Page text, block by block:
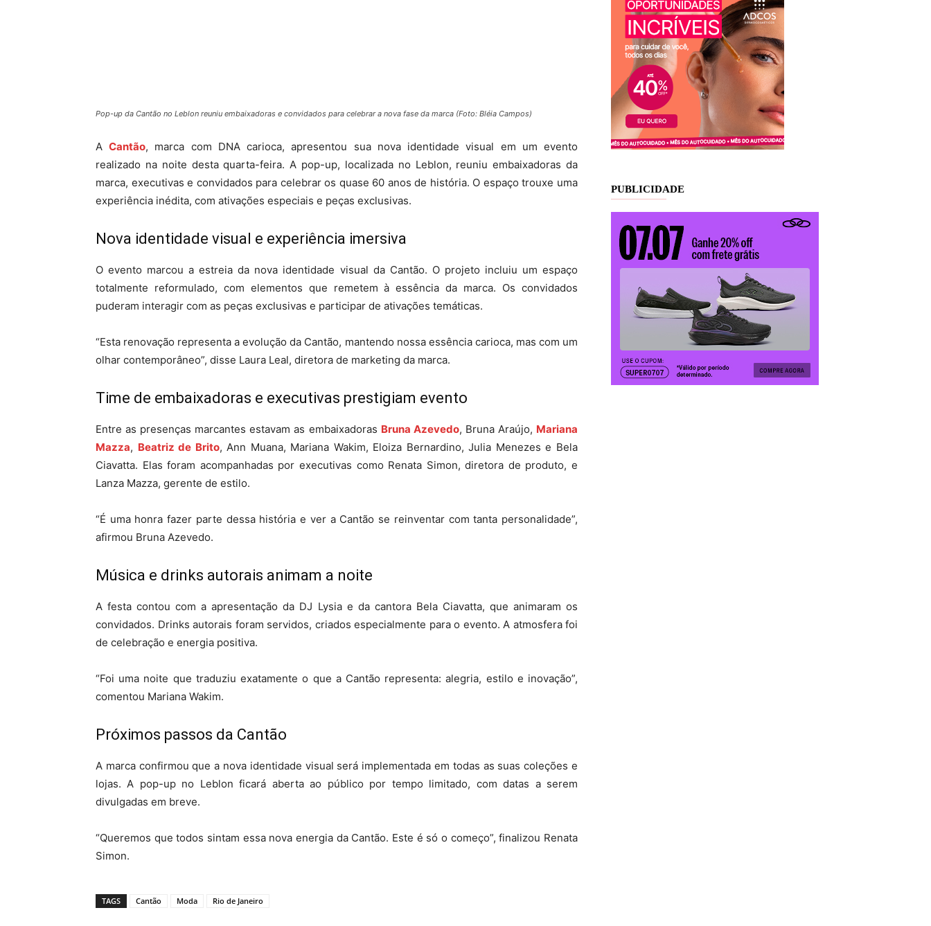
Pop-up da Cantão no Leblon reuniu embaixadoras e convidados para celebrar a nova fase da marca (Foto: Bléia Campos)
ACantão, marca com DNA carioca, apresentou sua nova identidade visual em um evento
realizado na noite desta quarta-feira. A pop-up, localizada no Leblon, reuniu embaixadoras da
marca, executivas e convidados para celebrar os quase 60 anos de história. O espaço trouxe uma
experiência inédita, com ativações especiais e peças exclusivas.
Nova identidade visual e experiência imersiva
O evento marcou a estreia da nova identidade visual da Cantão. O projeto incluiu um espaço
totalmente reformulado, com elementos que remetem à essência da marca. Os convidados
puderam interagir com as peças exclusivas e participar de ativações temáticas.
“Esta renovação representa a evolução da Cantão, mantendo nossa essência carioca, mas com um
olhar contemporâneo”, disse Laura Leal, diretora de marketing da marca.
Time de embaixadoras e executivas prestigiam evento
Entre as presenças marcantes estavam as embaixadoras Bruna Azevedo, Bruna Araújo, Mariana
Mazza, Beatriz de Brito, Ann Muana, Mariana Wakim, Eloiza Bernardino, Julia Menezes e Bela
Ciavatta. Elas foram acompanhadas por executivas como Renata Simon, diretora de produto, e
Lanza Mazza, gerente de estilo.
“É uma honra fazer parte dessa história e ver a Cantão se reinventar com tanta personalidade”,
afirmou Bruna Azevedo.
Música e drinks autorais animam a noite
A festa contou com a apresentação da DJ Lysia e da cantora Bela Ciavatta, que animaram os
convidados. Drinks autorais foram servidos, criados especialmente para o evento. A atmosfera foi
de celebração e energia positiva.
“Foi uma noite que traduziu exatamente o que a Cantão representa: alegria, estilo e inovação”,
comentou Mariana Wakim.
Próximos passos da Cantão
A marca confirmou que a nova identidade visual será implementada em todas as suas coleções e
lojas. A pop-up no Leblon ficará aberta ao público por tempo limitado, com datas a serem
divulgadas em breve.
“Queremos que todos sintam essa nova energia da Cantão. Este é só o começo”, finalizou Renata
Simon.
TAGS Cantão Moda Rio de Janeiro
PUBLICIDADE